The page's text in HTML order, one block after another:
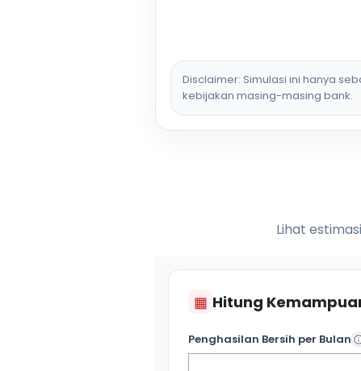
Disclaimer: Simulasi ini hanya
kebijakan masing-masing bank.
Lihat
▦ Hitung
Penghasilan Bersih per Bulan